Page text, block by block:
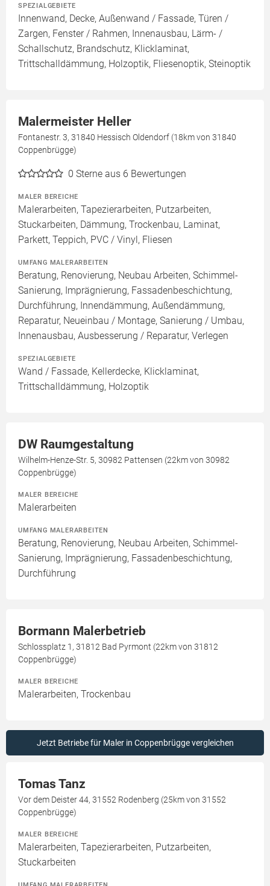
SPEZIALGEBIETE
Innenwand, Decke, Außenwand / Fassade, Türen /
Zargen, Fenster / Rahmen, Innenausbau, Lärm- /
Schallschutz, Brandschutz, Klicklaminat,
Trittschalldämmung, Holzoptik, Fliesenoptik, Steinoptik
Malermeister Heller
Fontanestr. 3, 31840 Hessisch Oldendorf (18km von 31840
Coppenbrügge)
0 Sterne aus 6 Bewertungen
MALER BEREICHE
Malerarbeiten, Tapezierarbeiten, Putzarbeiten,
Stuckarbeiten, Dämmung, Trockenbau, Laminat,
Parkett, Teppich, PVC / Vinyl, Fliesen
UMFANG MALERARBEITEN
Beratung, Renovierung, Neubau Arbeiten, Schimmel-
Sanierung, Imprägnierung, Fassadenbeschichtung,
Durchführung, Innendämmung, Außendämmung,
Reparatur, Neueinbau / Montage, Sanierung / Umbau,
Innenausbau, Ausbesserung / Reparatur, Verlegen
SPEZIALGEBIETE
Wand / Fassade, Kellerdecke, Klicklaminat,
Trittschalldämmung, Holzoptik
DW Raumgestaltung
Wilhelm-Henze-Str. 5, 30982 Pattensen (22km von 30982
Coppenbrügge)
MALER BEREICHE
Malerarbeiten
UMFANG MALERARBEITEN
Beratung, Renovierung, Neubau Arbeiten, Schimmel-
Sanierung, Imprägnierung, Fassadenbeschichtung,
Durchführung
Bormann Malerbetrieb
Schlossplatz 1, 31812 Bad Pyrmont (22km von 31812
Coppenbrügge)
MALER BEREICHE
Malerarbeiten, Trockenbau
Jetzt Betriebe für Maler in Coppenbrügge vergleichen
Tomas Tanz
Vor dem Deister 44, 31552 Rodenberg (25km von 31552
Coppenbrügge)
MALER BEREICHE
Malerarbeiten, Tapezierarbeiten, Putzarbeiten,
Stuckarbeiten